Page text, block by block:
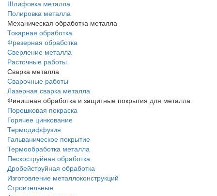
Шлифовка металла
Полировка металла
Механическая обработка металла
Токарная обработка
Фрезерная обработка
Сверление металла
Расточные работы
Сварка металла
Сварочные работы
Лазерная сварка металла
Финишная обработка и защитные покрытия для металла
Порошковая покраска
Горячее цинкование
Термодиффузия
Гальваническое покрытие
Термообработка металла
Пескоструйная обработка
Дробейструйная обработка
Изготовление металлоконструкций
Строительные